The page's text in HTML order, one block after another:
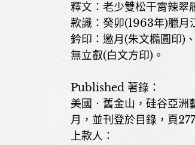
釋文：老少雙松干霄辣翠
款識：癸卯(1963年)臘月
鈐印：邀月(朱文橢圓印)
無立叡(白文方印)。
Published 著錄：
美國‧舊金山，硅谷亞洲
月，並刊登於目錄，頁277
上款人：